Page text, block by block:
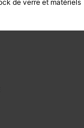
de verre et matériels